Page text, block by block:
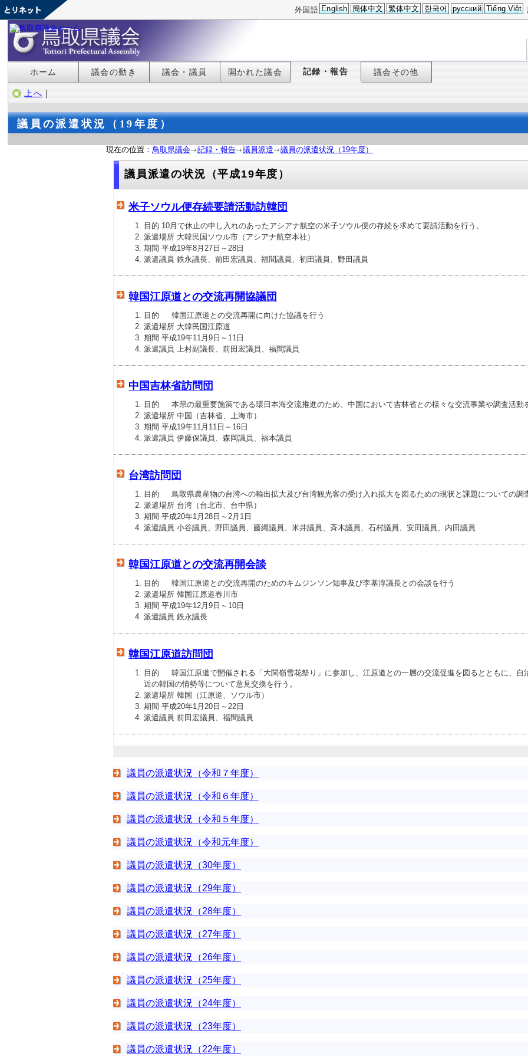
外国語 English 簡体中文 繁体中文 한국어 русский Tiếng Việt
ホーム 議会の動き 議会・議員 開かれた議会 記録・報告 議会その他
上へ ｜
議員の派遣状況（19年度）
現在の位置： 鳥取県議会 記録・報告 議員派遣 議員の派遣状況（19年度）
議員派遣の状況（平成19年度）
米子ソウル便存続要請活動訪韓団
目的 10月で休止の申し入れのあったアシアナ航空の米子ソウル便の存続を求めて要請活動を行う。
派遣場所 大韓民国ソウル市（アシアナ航空本社）
期間 平成19年8月27日～28日
派遣議員 鉄永議長、前田宏議員、福間議員、初田議員、野田議員
韓国江原道との交流再開協議団
目的 韓国江原道との交流再開に向けた協議を行う
派遣場所 大韓民国江原道
期間 平成19年11月9日～11日
派遣議員 上村副議長、前田宏議員、福間議員
中国吉林省訪問団
目的 本県の最重要施策である環日本海交流推進のため、中国において吉林省との様々な交流事業や調査活動
派遣場所 中国（吉林省、上海市）
期間 平成19年11月11日～16日
派遣議員 伊藤保議員、森岡議員、福本議員
台湾訪問団
目的 鳥取県農産物の台湾への輸出拡大及び台湾観光客の受け入れ拡大を図るための現状と課題についての調
派遣場所 台湾（台北市、台中県）
期間 平成20年1月28日～2月1日
派遣議員 小谷議員、野田議員、藤縄議員、米井議員、斉木議員、石村議員、安田議員、内田議員
韓国江原道との交流再開会談
目的 韓国江原道との交流再開のためのキムジンソン知事及び李基淳議長との会談を行う
派遣場所 韓国江原道春川市
期間 平成19年12月9日～10日
派遣議員 鉄永議長
韓国江原道訪問団
目的 韓国江原道で開催される「大関嶺雪花祭り」に参加し、江原道との一層の交流促進を図るとともに、自
近の韓国の情勢等について意見交換を行う。
派遣場所 韓国（江原道、ソウル市）
期間 平成20年1月20日～22日
派遣議員 前田宏議員、福間議員
議員の派遣状況（令和７年度）
議員の派遣状況（令和６年度）
議員の派遣状況（令和５年度）
議員の派遣状況（令和元年度）
議員の派遣状況（30年度）
議員の派遣状況（29年度）
議員の派遣状況（28年度）
議員の派遣状況（27年度）
議員の派遣状況（26年度）
議員の派遣状況（25年度）
議員の派遣状況（24年度）
議員の派遣状況（23年度）
議員の派遣状況（22年度）